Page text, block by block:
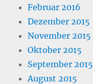
Februar 2016
Dezember 2015
November 2015
Oktober 2015
September 2015
August 2015